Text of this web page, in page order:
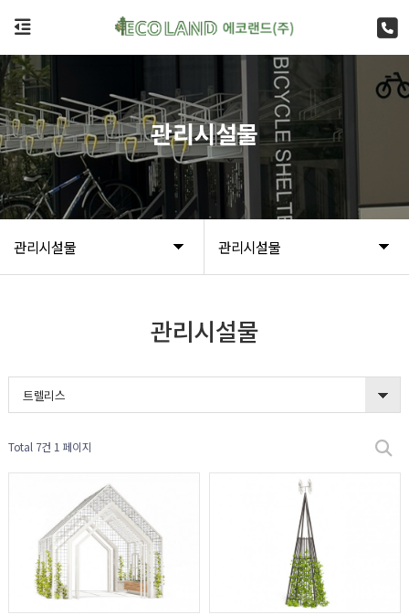
관리시설물 관리시설물
관리시설물
관리시설물
트렐리스
Total 7건 1 페이지